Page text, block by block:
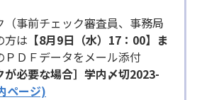
事前チェック審査員、事務局
方は 【8月9日（水）17：00】ま
ＰＤＦデータをメール添付
必要な場合］ 学内〆切2023-
ページ)